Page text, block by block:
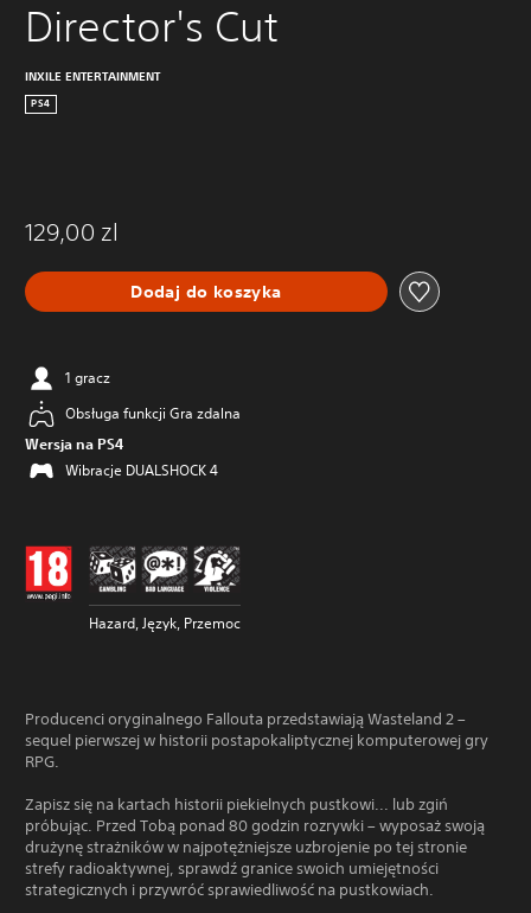
Director's Cut
INXILE ENTERTAINMENT
PS4
129,00 zl
Dodaj do koszyka
1 gracz
Obsługa funkcji Gra zdalna
Wersja na PS4
Wibracje DUALSHOCK 4
Hazard, Język, Przemoc
Producenci oryginalnego Fallouta przedstawiają Wasteland 2 –
sequel pierwszej w historii postapokaliptycznej komputerowej gry
RPG.
Zapisz się na kartach historii piekielnych pustkowi... lub zgiń
próbując. Przed Tobą ponad 80 godzin rozrywki – wyposaż swoją
drużynę strażników w najpotężniejsze uzbrojenie po tej stronie
strefy radioaktywnej, sprawdź granice swoich umiejętności
strategicznych i przywróć sprawiedliwość na pustkowiach.